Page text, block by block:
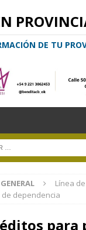
DE TU
Línea
dependencia
para